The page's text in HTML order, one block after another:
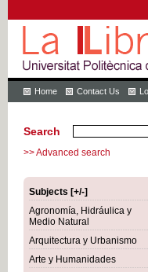
Home Contact Us
Search
>> Advanced search
Subjects [+/-]
Agronomía, Hidráulica y
Medio Natural
Arquitectura y Urbanismo
Arte y Humanidades